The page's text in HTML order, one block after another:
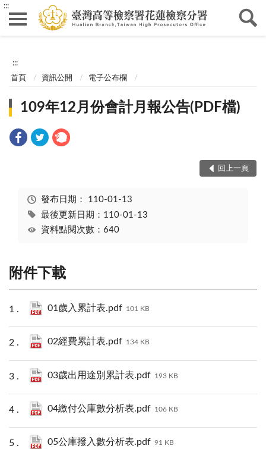
:::
:::
首頁 資訊公開 電子公布欄
109年12月份會計月報公告(PDF檔)
回上一頁
發布日期： 110-01-13
最後更新日期：110-01-13
資料點閱次數：640
附件下載
01歲入累計表.pdf 101 KB
02經費累計表.pdf 134 KB
03歲出用途別累計表.pdf 193 KB
04繳付公庫數分析表.pdf 106 KB
05公庫撥入數分析表.pdf 91 KB